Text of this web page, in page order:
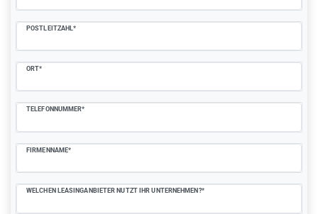
POSTLEITZAHL*
ORT*
TELEFONNUMMER*
FIRMENNAME*
WELCHEN LEASINGANBIETER NUTZT IHR UNTERNEHMEN?*